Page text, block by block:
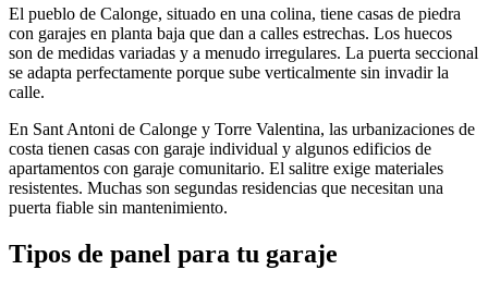
El pueblo de Calonge, situado en una colina, tiene casas de piedra
con garajes en planta baja que dan a calles estrechas. Los huecos
son de medidas variadas y a menudo irregulares. La puerta seccional
se adapta perfectamente porque sube verticalmente sin invadir la
calle.
En Sant Antoni de Calonge y Torre Valentina, las urbanizaciones de
costa tienen casas con garaje individual y algunos edificios de
apartamentos con garaje comunitario. El salitre exige materiales
resistentes. Muchas son segundas residencias que necesitan una
puerta fiable sin mantenimiento.
Tipos de panel para tu garaje